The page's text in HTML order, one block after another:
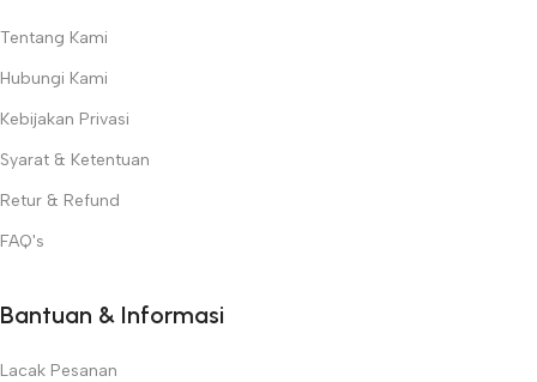
Tentang Kami
Hubungi Kami
Kebijakan Privasi
Syarat & Ketentuan
Retur & Refund
FAQ's
Bantuan & Informasi
Lacak Pesanan